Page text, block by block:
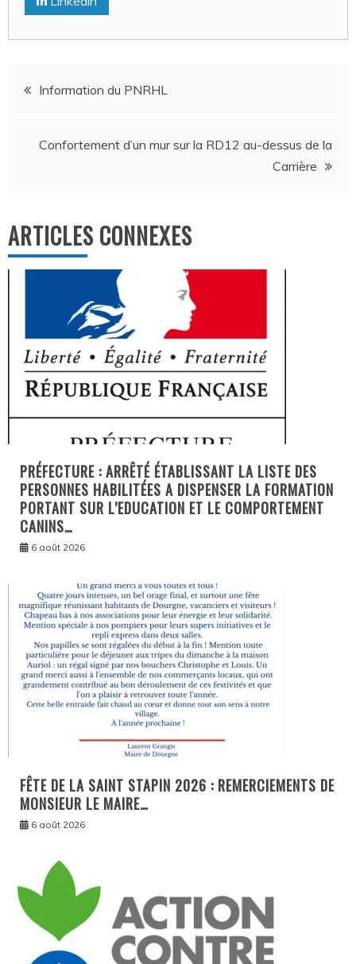
Navigation
Information du PNRHL
Confortement d’un mur sur la RD12 au-dessus de la
Carrière
ARTICLES CONNEXES
PRÉFECTURE : ARRÊTÉ ÉTABLISSANT LA LISTE DES
PERSONNES HABILITÉES A DISPENSER LA FORMATION
PORTANT SUR L’EDUCATION ET LE COMPORTEMENT
CANINS…
6 août 2026
FÊTE DE LA SAINT STAPIN 2026 : REMERCIEMENTS DE
MONSIEUR LE MAIRE…
6 août 2026